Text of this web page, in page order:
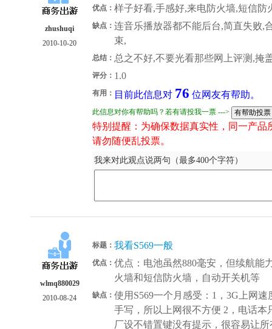
zhushuqi
2010-10-20
优点： 样子好看,手感好,来电防火墙,短信防
缺点： 连音乐播放器都不能后台,简直失败,
束,
总结： 总之不好,不要光看那些网上评测,掩
评分： 1.0
有用： 目前此信息对 76 位网友有帮助。
此信息对你有帮助吗？若有请投我一票 --->
特别提醒：为确保数据真实性，同一产
请勿随便乱投票。
我来对此观点说两句（最多400个字符）
wlmq880029
2010-08-24
标题： 我看S569一般
优点： 优点：电池虽然880毫安，但续航能
火墙和短信防火墙，自动开关机等
缺点： 使用S569一个月感受：1，3G上网
手写，所以上网很不方便 2，电话
厂设不错置键没有提示，很容易让